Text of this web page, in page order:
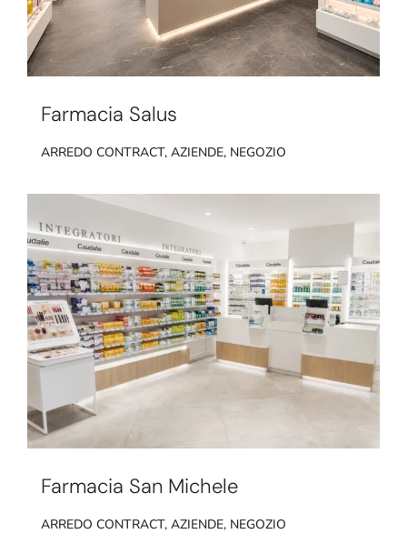
Farmacia Salus
ARREDO CONTRACT, AZIENDE, NEGOZIO
Farmacia San Michele
ARREDO CONTRACT, AZIENDE, NEGOZIO